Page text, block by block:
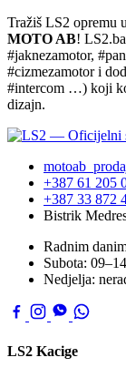
Tražiš LS2 opremu
MOTO AB!
#jaknezamotor,
#cizmezamotor i
#intercom …) koji
dizajn.
+387 61 205
+387 33 872
Bistrik
Radnim
Subota:
Nedjelja:
LS2 Kacige